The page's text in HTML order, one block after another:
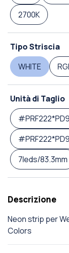
2700K
Tipo Striscia
WHITE
Unità di Taglio
7leds/83.3mm
Descrizione
Neon strip per
Colors